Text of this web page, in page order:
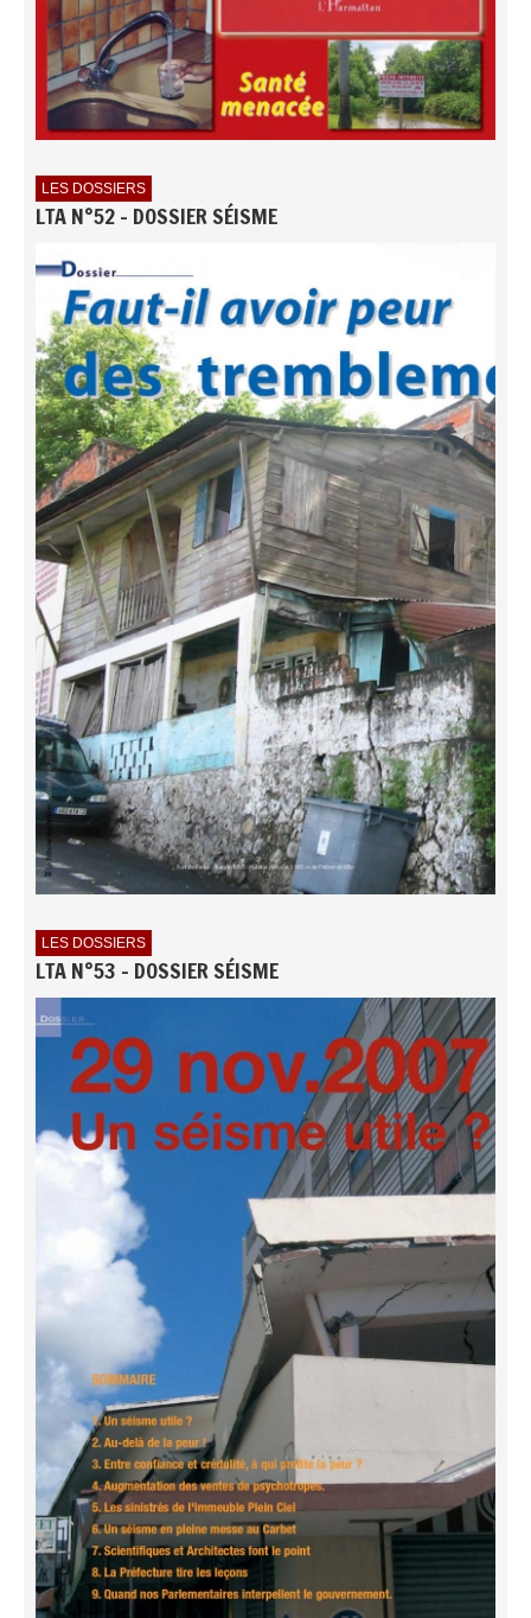
LES DOSSIERS
LTA N°52 - DOSSIER SÉISME
LES DOSSIERS
LTA N°53 - DOSSIER SÉISME